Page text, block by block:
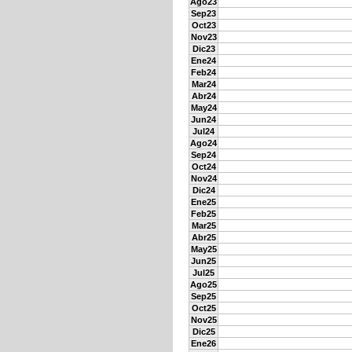
Sep23
Oct23
Nov23
Dic23
Ene24
Feb24
Mar24
Abr24
May24
Jun24
Jul24
Ago24
Sep24
Oct24
Nov24
Dic24
Ene25
Feb25
Mar25
Abr25
May25
Jun25
Jul25
Ago25
Sep25
Oct25
Nov25
Dic25
Ene26